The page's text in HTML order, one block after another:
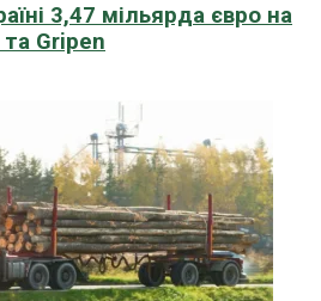
3,47 мільярда євро на
Gripen